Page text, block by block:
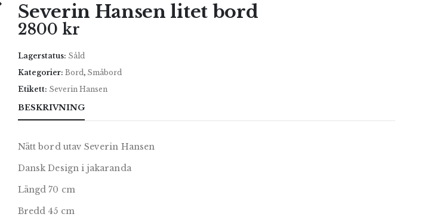
Severin Hansen litet bord
2800 kr
Lagerstatus: Såld
Kategorier: Bord, Småbord
Etikett: Severin Hansen
BESKRIVNING
Nätt bord utav Severin Hansen
Dansk Design i jakaranda
Längd 70 cm
Bredd 45 cm